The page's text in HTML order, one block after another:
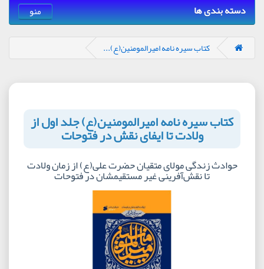
دسته بندی ها منو
کتاب سیره نامه امیرالمومنین(ع)...
کتاب سیره نامه امیرالمومنین(ع) جلد اول از
ولادت تا ایفای نقش در فتوحات
حوادث زندگی مولای متقیان حضرت علی(ع) از زمان ولادت
تا نقش‌آفرینی غیر مستقیمشان در فتوحات